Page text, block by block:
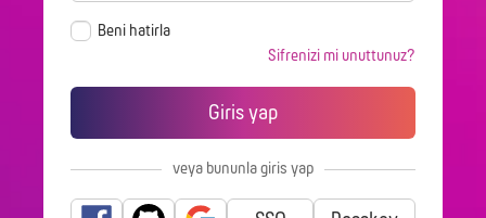
Beni hatirla
Sifrenizi mi unuttunuz?
veya bununla giris yap